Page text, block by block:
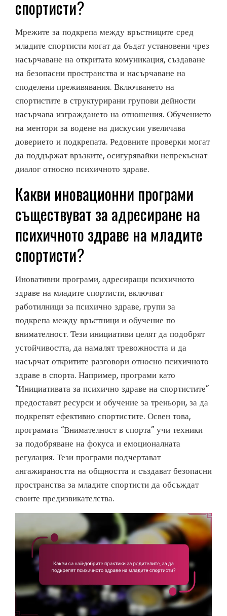
спортисти?
Мрежите за подкрепа между връстниците сред
младите спортисти могат да бъдат установени чрез
насърчаване на откритата комуникация, създаване
на безопасни пространства и насърчаване на
споделени преживявания. Включването на
спортистите в структурирани групови дейности
насърчава изграждането на отношения. Обучението
на ментори за водене на дискусии увеличава
доверието и подкрепата. Редовните проверки могат
да поддържат връзките, осигурявайки непрекъснат
диалог относно психичното здраве.
Какви иновационни програми
съществуват за адресиране на
психичното здраве на младите
спортисти?
Иновативни програми, адресиращи психичното
здраве на младите спортисти, включват
работилници за психично здраве, групи за
подкрепа между връстници и обучение по
внимателност. Тези инициативи целят да подобрят
устойчивостта, да намалят тревожността и да
насърчат откритите разговори относно психичното
здраве в спорта. Например, програми като
“Инициативата за психично здраве на спортистите”
предоставят ресурси и обучение за треньори, за да
подкрепят ефективно спортистите. Освен това,
програмата “Внимателност в спорта” учи техники
за подобряване на фокуса и емоционалната
регулация. Тези програми подчертават
ангажираността на общността и създават безопасни
пространства за младите спортисти да обсъждат
своите предизвикателства.